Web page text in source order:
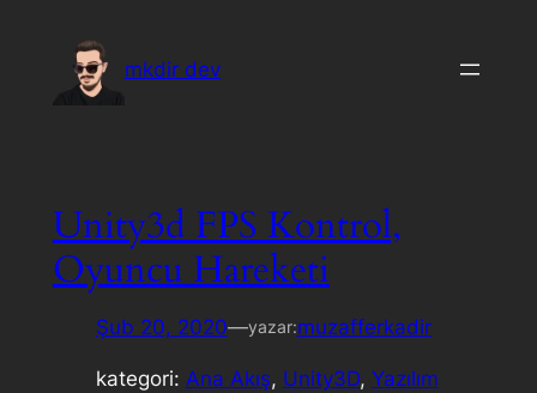
mkdir dev
Unity3d FPS Kontrol,
Oyuncu Hareketi
Şub 20, 2020—yazar:muzafferkadir
kategori: Ana Akış, Unity3D, Yazılım